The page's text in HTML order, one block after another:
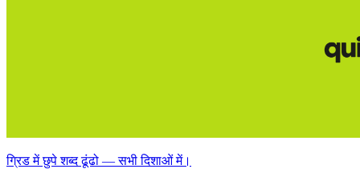
ग्रिड में छुपे शब्द ढूंढो — सभी दिशाओं में।